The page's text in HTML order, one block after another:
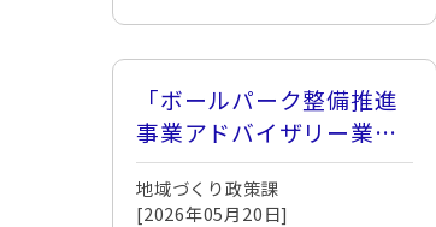
「ボールパーク整備推進
事業アドバイザリー業務
委託」の簡易公募型プロ
ポーザル
地域づくり政策課
[2026年05月20日]